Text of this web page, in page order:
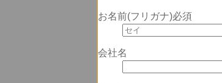
お名前(フリガナ)必須
会社名